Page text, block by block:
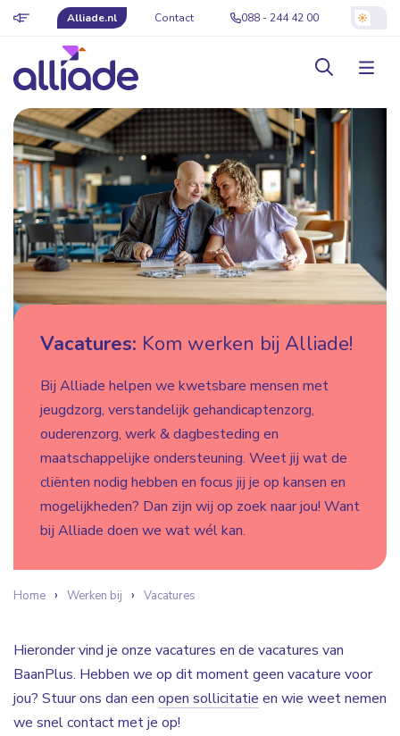
Alliade.nl Contact 088 - 244 42 00
Vacatures: Kom werken bij Alliade!
Bij Alliade helpen we kwetsbare mensen met
jeugdzorg, verstandelijk gehandicaptenzorg,
ouderenzorg, werk & dagbesteding en
maatschappelijke ondersteuning. Weet jij wat de
cliënten nodig hebben en focus jij je op kansen en
mogelijkheden? Dan zijn wij op zoek naar jou! Want
bij Alliade doen we wat wél kan.
Home Werken bij Vacatures
Hieronder vind je onze vacatures en de vacatures van
BaanPlus. Hebben we op dit moment geen vacature voor
jou? Stuur ons dan een open sollicitatie en wie weet nemen
we snel contact met je op!